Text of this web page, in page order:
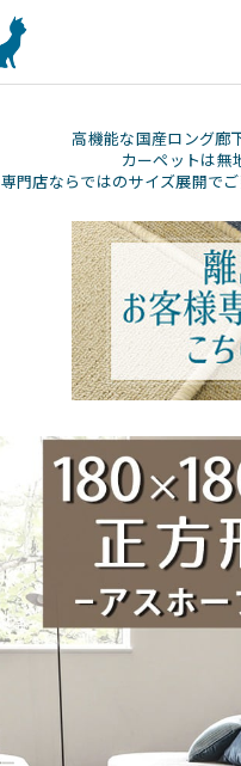
高機能な国産ロング廊
カーペットは無
専門店ならではのサイズ展開で